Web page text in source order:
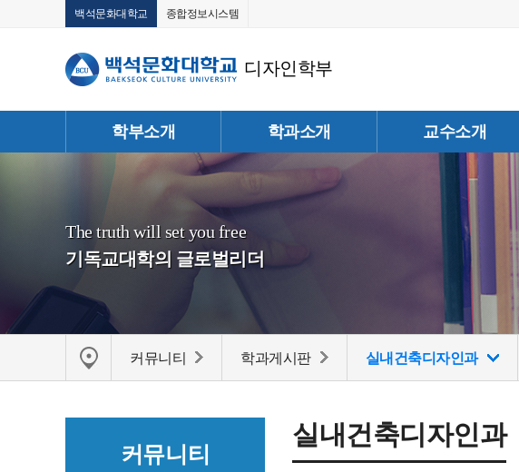
백석문화대학교 종합정보시스템
디자인학부
학부소개 학과소개 교수소개
The truth will set you free
기독교대학의 글로벌리더
커뮤니티 학과게시판 실내건축디자인과
커뮤니티
실내건축디자인과